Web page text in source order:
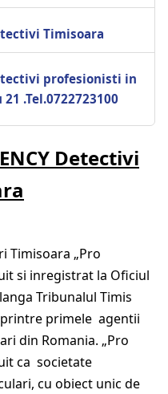
Timisoara
profesionisti in
.Tel.0722723100
Detectivi
Timisoara „Pro
si inregistrat la Oficiul
Tribunalul Timis
primele agentii
din Romania. „Pro
ca societate
cu obiect unic de